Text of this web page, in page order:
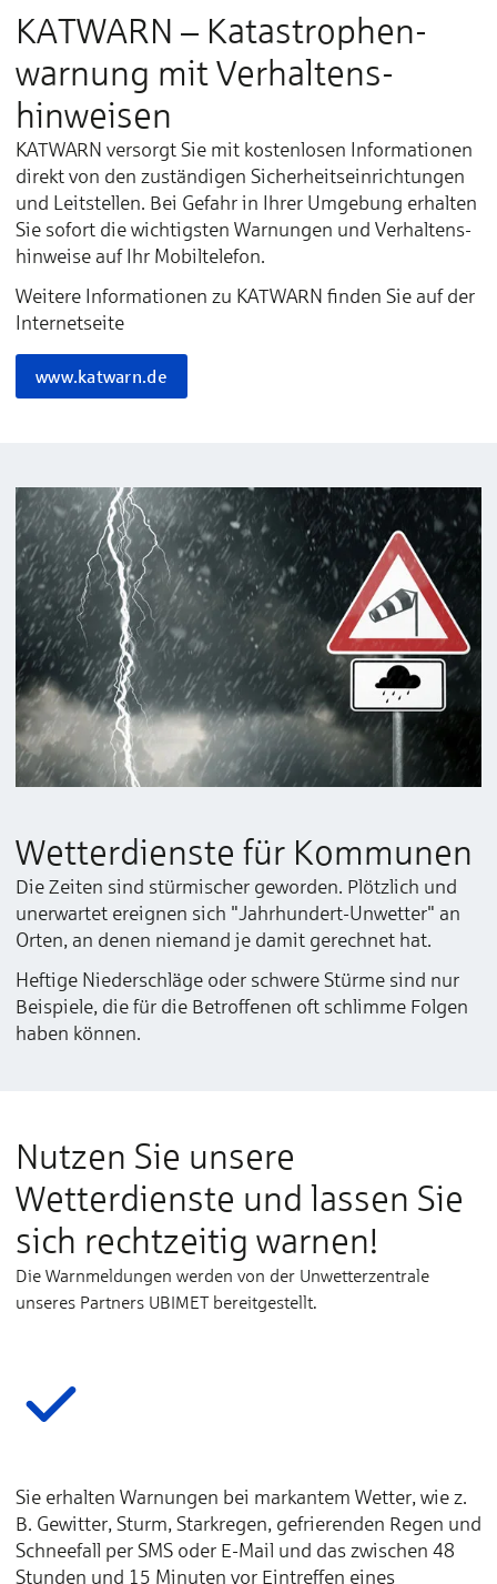
KATWARN – Katastrophen­
warnung mit Verhaltens­
hinweisen
KAT­WARN ver­­­­­sorgt Sie mit kos­­­­ten­­­­­lo­­­­sen In­­­­for­­­­­ma­­­­­tio­­­­nen
di­­­­rekt von den zu­­­­stän­­­­­di­­­­gen Si­­­­cher­­­­­heits­­­­­ein­­­­­rich­­­­­tun­­­­gen
und Leit­­­­­stel­­­­len. Bei Ge­­­­­fahr in Ih­­­­rer Um­­­­­­ge­­­­­bung er­­­­hal­­­­­ten
Sie so­­­­­fort die wich­­­­­tigs­­­­­ten War­­­­­nun­­­­gen und Ver­­­­­hal­­­­tens­­­­­
hin­­­­wei­­­­­se auf Ihr Mo­­­­bil­­­­­te­­­­le­­­­fon.
Wei­te­re In­­­­for­­­­ma­­­­­tio­­­­nen zu KAT­WARN fin­­­­­den Sie auf der
In­­­­ter­­­­net­­­­­sei­­­­te
www.katwarn.de
Wetterdienste für Kommunen
Die Zeiten sind stürmischer geworden. Plötzlich und
unerwartet ereignen sich "Jahrhundert-Unwetter" an
Orten, an denen niemand je damit gerechnet hat.
Heftige Niederschläge oder schwere Stürme sind nur
Beispiele, die für die Betroffenen oft schlimme Folgen
haben können.
Nutzen Sie unsere
Wetterdienste und lassen Sie
sich rechtzeitig warnen!
Die Warnmeldungen werden von der Unwetterzentrale
unseres Partners UBIMET bereitgestellt.
Sie erhalten Warnungen bei markantem Wetter, wie z.
B. Gewitter, Sturm, Starkregen, gefrierenden Regen und
Schneefall per SMS oder E-Mail und das zwischen 48
Stunden und 15 Minuten vor Eintreffen eines